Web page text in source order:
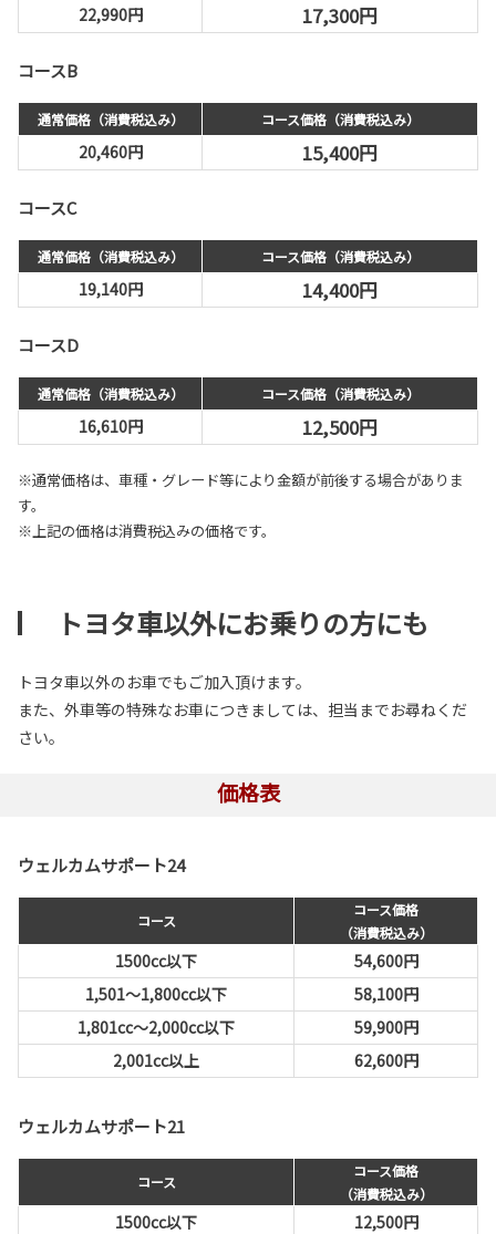
22,990円 17,300円
コースB
通常価格（消費税込み） コース価格（消費税込み）
20,460円 15,400円
コースC
通常価格（消費税込み） コース価格（消費税込み）
19,140円 14,400円
コースD
通常価格（消費税込み） コース価格（消費税込み）
16,610円 12,500円
※通常価格は、車種・グレード等により金額が前後する場合がありま
す。
※上記の価格は消費税込みの価格です。
トヨタ車以外にお乗りの方にも
トヨタ車以外のお車でもご加入頂けます。
また、外車等の特殊なお車につきましては、担当までお尋ねくだ
さい。
価格表
ウェルカムサポート24
コース
コース価格
（消費税込み）
1500cc以下
54,600円
1,501～1,800cc以下
58,100円
1,801cc〜2,000cc以下
59,900円
2,001cc以上
62,600円
ウェルカムサポート21
コース
コース価格
（消費税込み）
1500cc以下
12,500円